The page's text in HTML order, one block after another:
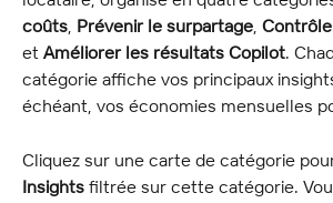
coûts, Prévenir le surpartage,
et Améliorer les résultats Copilot.
catégorie affiche vos principaux
échéant, vos économies mensuelles
Cliquez sur une carte de catégorie
Insights filtrée sur cette catégorie.